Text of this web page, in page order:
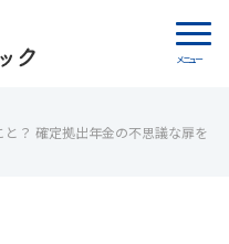
メニュー
と？ 確定拠出年金の不思議な扉を